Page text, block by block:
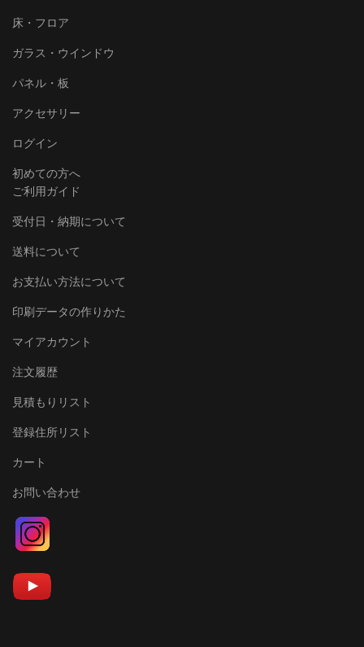
床・フロア
ガラス・ウインドウ
パネル・板
アクセサリー
ログイン
初めての方へ
ご利用ガイド
受付日・納期について
送料について
お支払い方法について
印刷データの作りかた
マイアカウント
注文履歴
見積もりリスト
登録住所リスト
カート
お問い合わせ